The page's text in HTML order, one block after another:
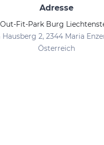
Adresse
Out-Fit-Park Burg
2, 2344 Maria
Österreich